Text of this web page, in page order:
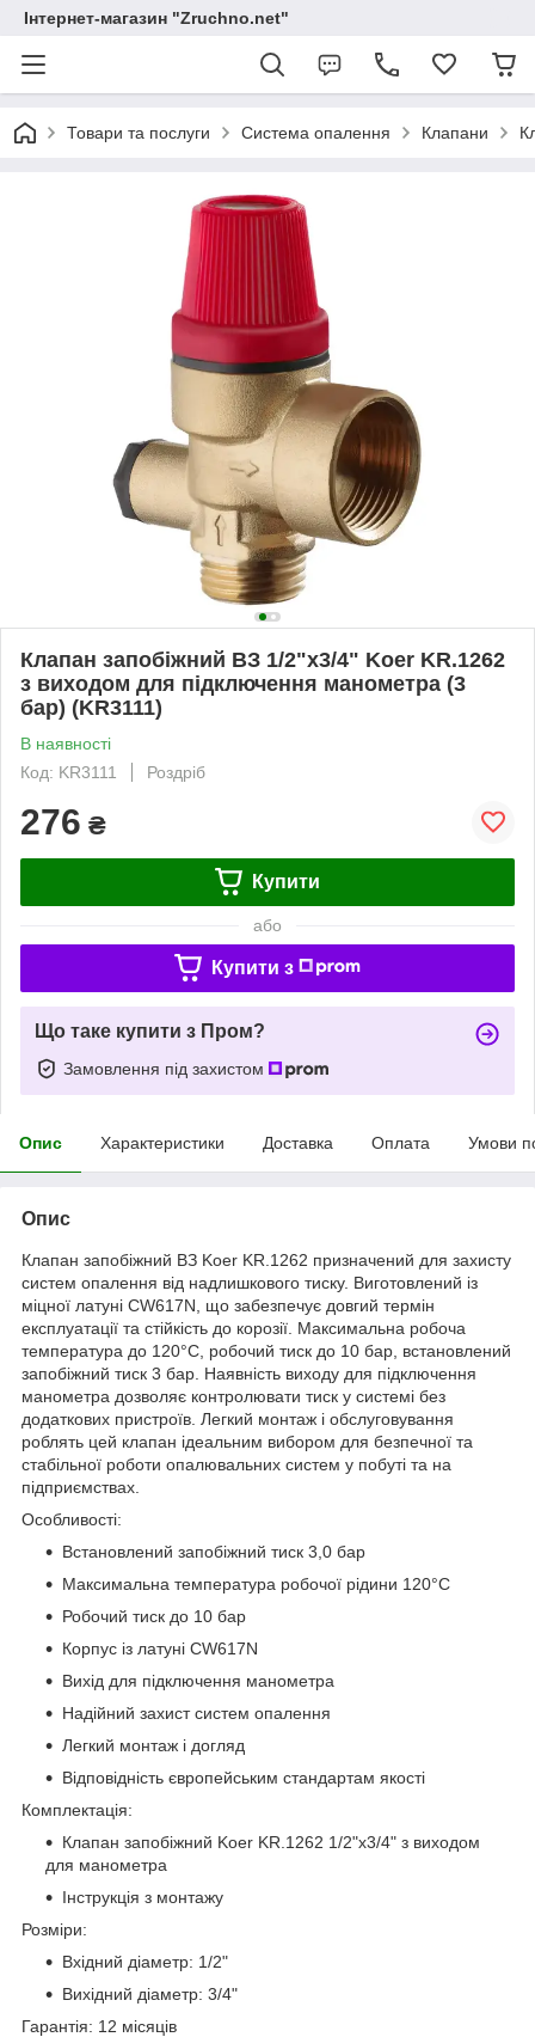
Інтернет-магазин "Zruchno.net"
Товари та послуги Система опалення Клапани
Клапан запобіжний ВЗ 1/2"х3/4" Koer KR.1262
з виходом для підключення манометра (3
бар) (KR3111)
В наявності
Код: KR3111
Роздріб
276 ₴
Купити
або
Купити з
Що таке купити з Пром?
Замовлення під захистом
Опис Характеристики Доставка Оплата Умови
Опис
Клапан запобіжний ВЗ Koer KR.1262 призначений для захисту
систем опалення від надлишкового тиску. Виготовлений із
міцної латуні CW617N, що забезпечує довгий термін
експлуатації та стійкість до корозії. Максимальна робоча
температура до 120°C, робочий тиск до 10 бар, встановлений
запобіжний тиск 3 бар. Наявність виходу для підключення
манометра дозволяє контролювати тиск у системі без
додаткових пристроїв. Легкий монтаж і обслуговування
роблять цей клапан ідеальним вибором для безпечної та
стабільної роботи опалювальних систем у побуті та на
підприємствах.
Особливості:
Встановлений запобіжний тиск 3,0 бар
Максимальна температура робочої рідини 120°C
Робочий тиск до 10 бар
Корпус із латуні CW617N
Вихід для підключення манометра
Надійний захист систем опалення
Легкий монтаж і догляд
Відповідність європейським стандартам якості
Комплектація:
Клапан запобіжний Koer KR.1262 1/2"х3/4" з виходом
для манометра
Інструкція з монтажу
Розміри:
Вхідний діаметр: 1/2"
Вихідний діаметр: 3/4"
Гарантія: 12 місяців